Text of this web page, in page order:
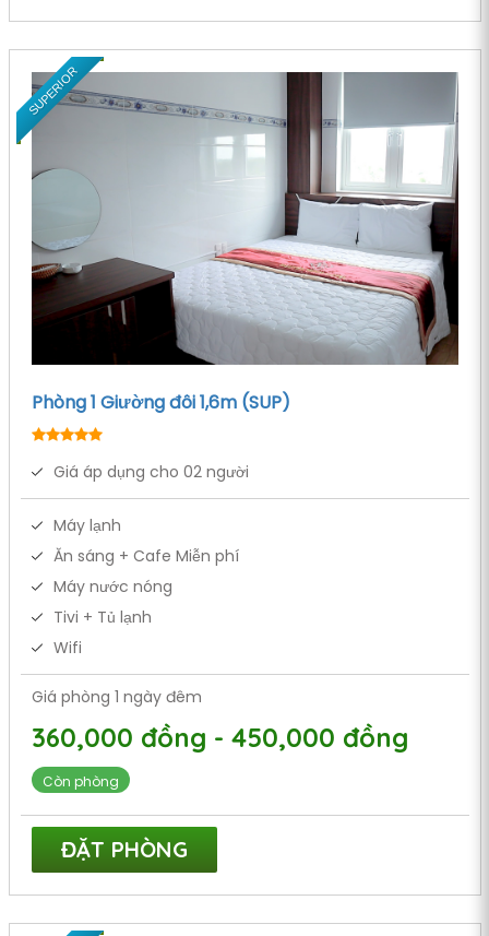
SUPERIOR
Phòng 1 Giường đôi 1,6m (SUP)
Giá áp dụng cho 02 người
Máy lạnh
Ăn sáng + Cafe Miễn phí
Máy nước nóng
Tivi + Tủ lạnh
Wifi
Giá phòng 1 ngày đêm
360,000 đồng - 450,000 đồng
Còn phòng
ĐẶT PHÒNG